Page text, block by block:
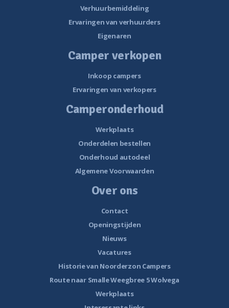
Verhuurbemiddeling
Ervaringen van verhuurders
Eigenaren
Camper verkopen
Inkoop campers
Ervaringen van verkopers
Camperonderhoud
Werkplaats
Onderdelen bestellen
Onderhoud autodeel
Algemene Voorwaarden
Over ons
Contact
Openingstijden
Nieuws
Vacatures
Historie van Noorderzon Campers
Route naar Smalle Weegbree 5 Wolvega
Werkplaats